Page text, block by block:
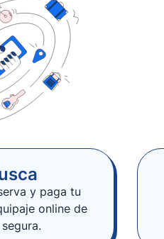
y paga tu
online de